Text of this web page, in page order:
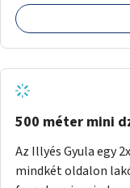
500 méter mini
Az Illyés Gyula egy
mindkét oldalon